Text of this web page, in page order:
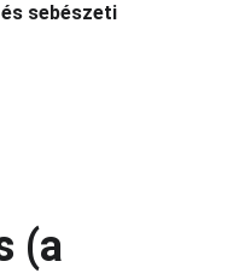
sebészeti
(a